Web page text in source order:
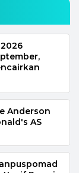
Anderson
AS